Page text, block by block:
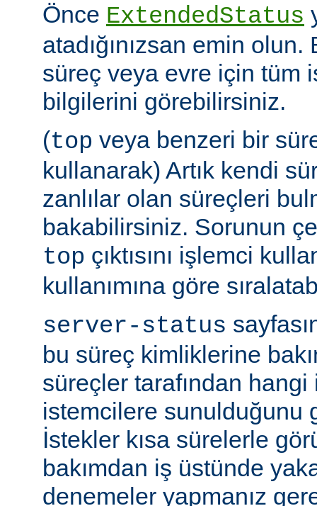
Önce ExtendedStatus
atadığınızsan emin
süreç veya evre için tüm
bilgilerini görebilirsiniz.
(top veya benzeri bir
kullanarak) Artık kendi
zanlılar olan süreçleri
bakabilirsiniz. Sorunun
top çıktısını işlemci
kullanımına göre
server-status
bu süreç kimliklerine
süreçler tarafından
istemcilere sunulduğunu
İstekler kısa sürelerle
bakımdan iş üstünde
denemeler yapmanız